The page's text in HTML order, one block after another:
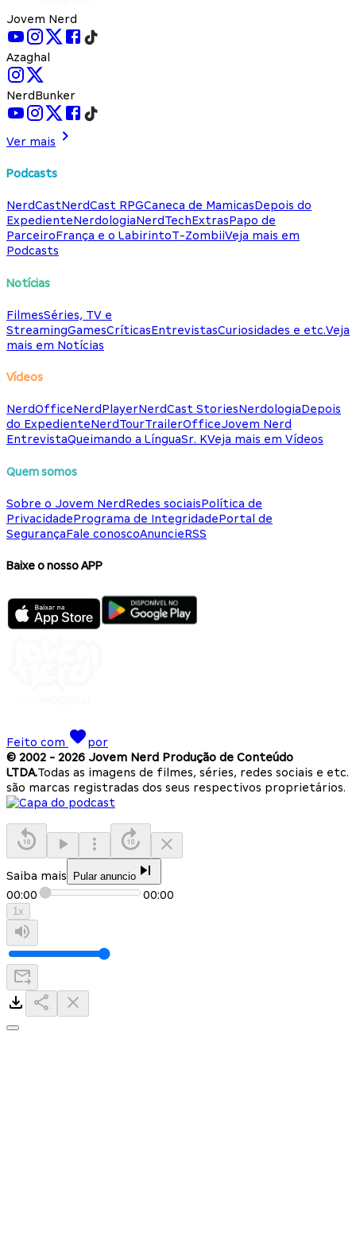
Jovem Nerd
Azaghal
NerdBunker
Ver mais
Podcasts
NerdCastNerdCast RPGCaneca de MamicasDepois do
ExpedienteNerdologiaNerdTechExtrasPapo de
ParceiroFrança e o LabirintoT-ZombiiVeja mais em
Podcasts
Notícias
FilmesSéries, TV e
StreamingGamesCríticasEntrevistasCuriosidades e etc.Veja
mais em Notícias
Vídeos
NerdOfficeNerdPlayerNerdCast StoriesNerdologiaDepois
do ExpedienteNerdTourTrailerOfficeJovem Nerd
EntrevistaQueimando a LínguaSr. KVeja mais em Vídeos
Quem somos
Sobre o Jovem NerdRedes sociaisPolítica de
PrivacidadePrograma de IntegridadePortal de
SegurançaFale conoscoAnuncieRSS
Baixe o nosso APP
Feito com
por
© 2002 - 2026 Jovem Nerd Produção de Conteúdo
LTDA.Todas as imagens de filmes, séries, redes sociais e etc.
são marcas registradas dos seus respectivos proprietários.
Saiba mais Pular anuncio
00:00 00:00
1x